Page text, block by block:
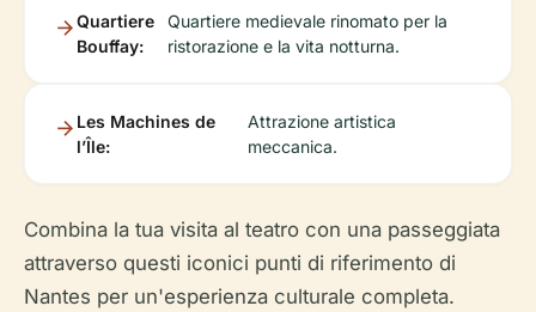
Quartiere
Bouffay:
Quartiere medievale rinomato per la
ristorazione e la vita notturna.
Les Machines de
l’Île:
Attrazione artistica
meccanica.
Combina la tua visita al teatro con una passeggiata
attraverso questi iconici punti di riferimento di
Nantes per un'esperienza culturale completa.